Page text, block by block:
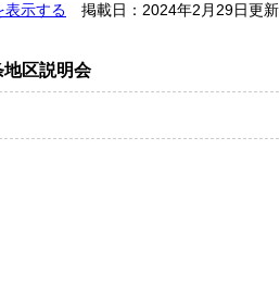
表示する 掲載日：2024年2月29日更新
区説明会